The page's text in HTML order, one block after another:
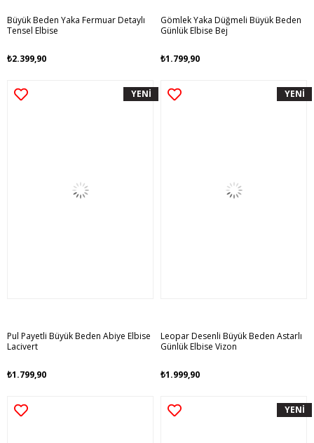
Büyük Beden Yaka Fermuar Detaylı
Tensel Elbise
₺2.399,90
Gömlek Yaka Düğmeli Büyük Beden
Günlük Elbise Bej
₺1.799,90
Pul Payetli Büyük Beden Abiye Elbise
Lacivert
₺1.799,90
YENİ
Leopar Desenli Büyük Beden Astarlı
Günlük Elbise Vizon
₺1.999,90
YENİ
YENİ